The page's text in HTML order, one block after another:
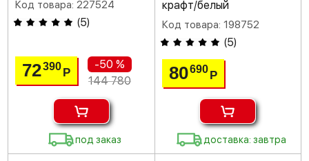
Код товара: 227524
(5)
72390Р
-50 %
144 780
под заказ
крафт/белый
Код товара: 198752
(5)
80690 Р
доставка: завтра